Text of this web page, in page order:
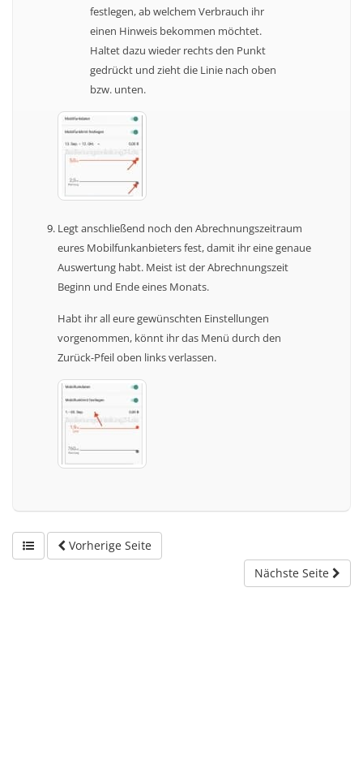
festlegen, ab welchem Verbrauch ihr
einen Hinweis bekommen möchtet.
Haltet dazu wieder rechts den Punkt
gedrückt und zieht die Linie nach oben
bzw. unten.
Legt anschließend noch den Abrechnungszeitraum
eures Mobilfunkanbieters fest, damit ihr eine genaue
Auswertung habt. Meist ist der Abrechnungszeit
Beginn und Ende eines Monats.
Habt ihr all eure gewünschten Einstellungen
vorgenommen, könnt ihr das Menü durch den
Zurück-Pfeil oben links verlassen.
Vorherige Seite
Nächste Seite